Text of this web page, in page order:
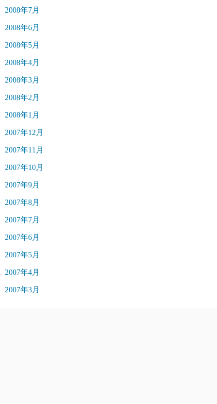
2008年7月
2008年6月
2008年5月
2008年4月
2008年3月
2008年2月
2008年1月
2007年12月
2007年11月
2007年10月
2007年9月
2007年8月
2007年7月
2007年6月
2007年5月
2007年4月
2007年3月